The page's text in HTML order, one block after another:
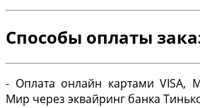
Способы оплаты
- Оплата онлайн картами VISA,
Мир через эквайринг банка